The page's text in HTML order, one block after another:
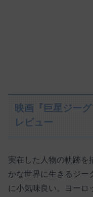
映画『巨星ジー
レビュー
実在した人物の軌跡を
かな世界に生きるジー
に小気味良い。ヨーロ